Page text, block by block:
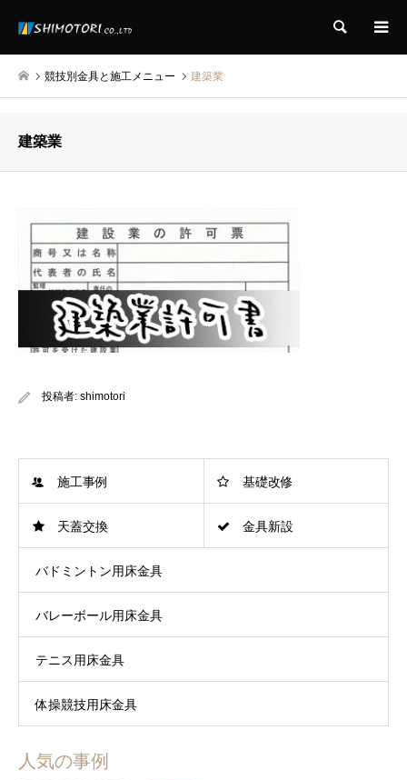
検索
競技別金具と施工メニュー 建築業
建築業
投稿者: shimotori
施工事例 基礎改修
天蓋交換 金具新設
バドミントン用床金具
バレーボール用床金具
テニス用床金具
体操競技用床金具
人気の事例